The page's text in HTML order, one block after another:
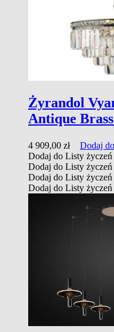
Żyrandol
Antique
4 909,00 zł
Dodaj
Dodaj do Listy życzeń
Dodaj do Listy życzeń
Dodaj do Listy życzeń
Dodaj do Listy życzeń